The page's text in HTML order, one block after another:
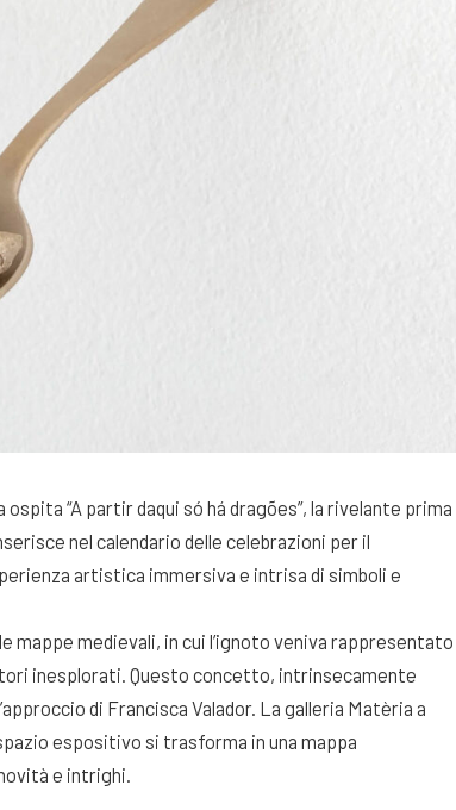
“A partir daqui só há dragões”, la rivelante prima
nel calendario delle celebrazioni per il
artistica immersiva e intrisa di simboli e
mappe medievali, in cui l’ignoto veniva rappresentato
inesplorati. Questo concetto, intrinsecamente
di Francisca Valador. La galleria Matèria a
espositivo si trasforma in una mappa
e intrighi.